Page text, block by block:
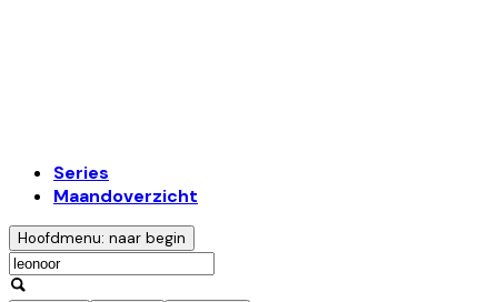
Series
Maandoverzicht
Hoofdmenu: naar begin